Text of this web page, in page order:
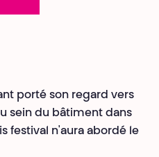
porté son regard vers
sein du bâtiment dans
festival n'aura abordé le